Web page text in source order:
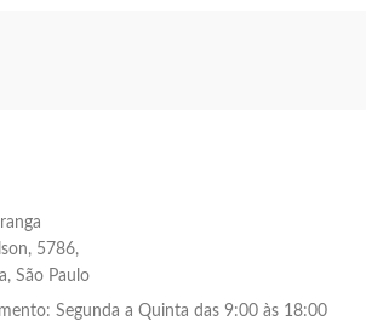
5786,
São Paulo
Segunda a Quinta das 9:00 às 18:00